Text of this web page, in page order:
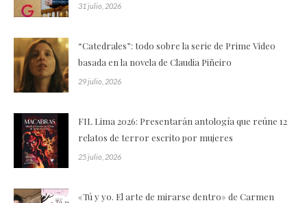
31 julio, 2026
“Catedrales”: todo sobre la serie de Prime Video
basada en la novela de Claudia Piñeiro
29 julio, 2026
FIL Lima 2026: Presentarán antología que reúne 12
relatos de terror escrito por mujeres
25 julio, 2026
«Tú y yo. El arte de mirarse dentro» de Carmen